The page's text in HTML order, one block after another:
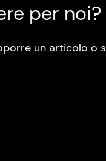
per noi?
un articolo o